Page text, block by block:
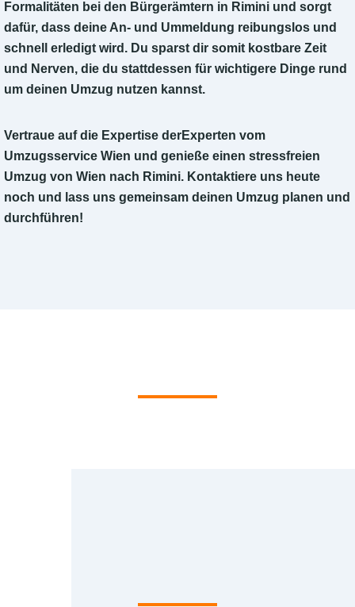
Formalitäten bei den Bürgerämtern in Rimini und sorgt
dafür, dass deine An- und Ummeldung reibungslos und
schnell erledigt wird. Du sparst dir somit kostbare Zeit
und Nerven, die du stattdessen für wichtigere Dinge rund
um deinen Umzug nutzen kannst.
Vertraue auf die Expertise derExperten vom
Umzugsservice Wien und genieße einen stressfreien
Umzug von Wien nach Rimini. Kontaktiere uns heute
noch und lass uns gemeinsam deinen Umzug planen und
durchführen!